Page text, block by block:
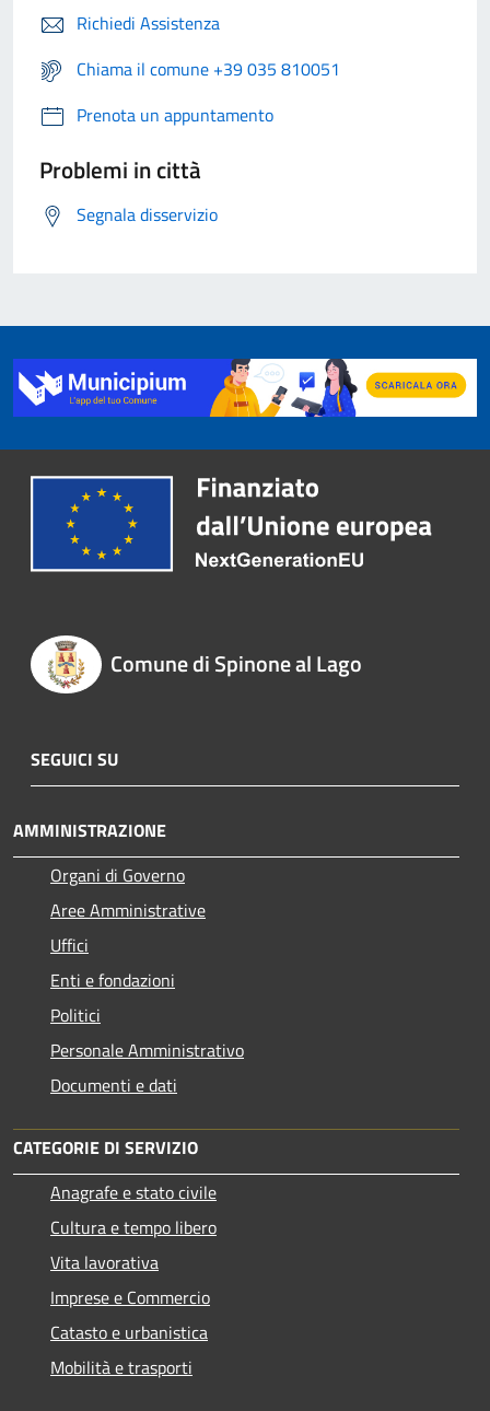
Richiedi Assistenza
Chiama il comune +39 035 810051
Prenota un appuntamento
Problemi in città
Segnala disservizio
Comune di Spinone al Lago
SEGUICI SU
AMMINISTRAZIONE
Organi di Governo
Aree Amministrative
Uffici
Enti e fondazioni
Politici
Personale Amministrativo
Documenti e dati
CATEGORIE DI SERVIZIO
Anagrafe e stato civile
Cultura e tempo libero
Vita lavorativa
Imprese e Commercio
Catasto e urbanistica
Mobilità e trasporti